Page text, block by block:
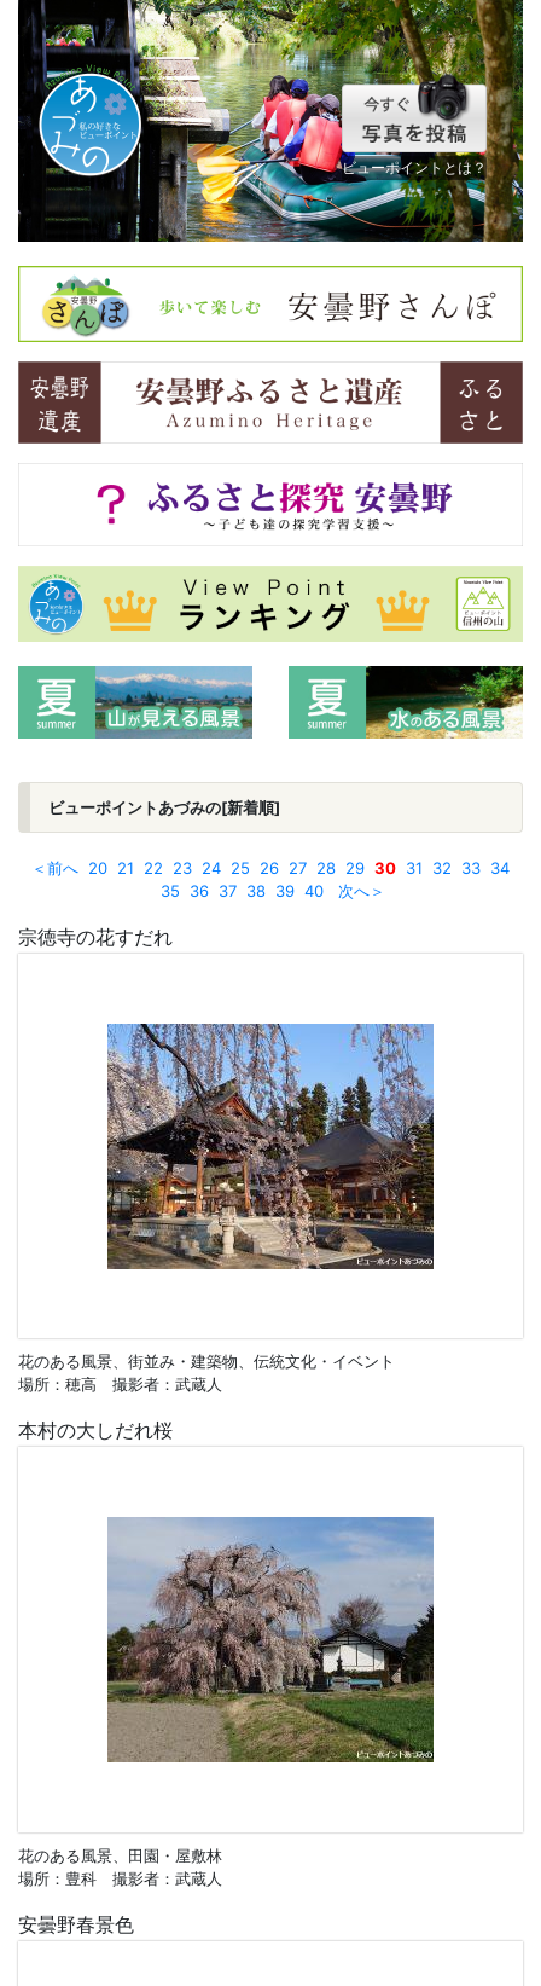
ビューポイントとは？
ビューポイントあづみの[新着順]
＜前へ 20 21 22 23 24 25 26 27 28 29 30 31 32 33 34
35
36 37 38 39 40 次へ＞
宗徳寺の花すだれ
花のある風景、街並み・建築物、伝統文化・イベント
場所：穂高 撮影者：武蔵人
本村の大しだれ桜
花のある風景、田園・屋敷林
場所：豊科 撮影者：武蔵人
安曇野春景色